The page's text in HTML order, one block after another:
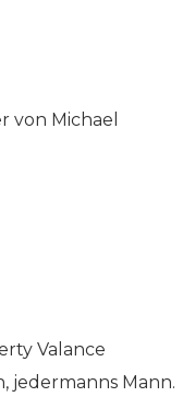
von Michael
Valance
jedermanns Mann.